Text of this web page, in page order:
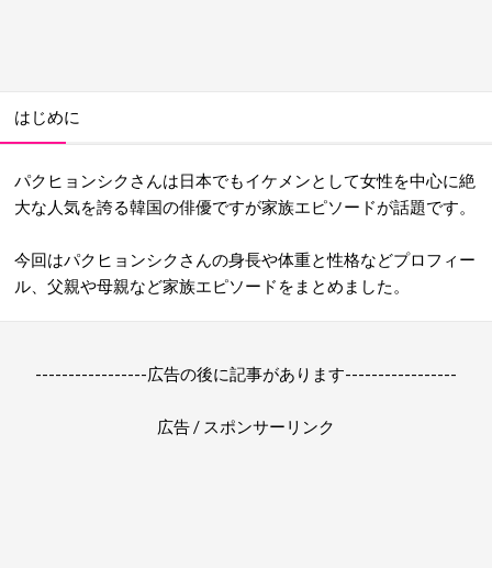
はじめに
パクヒョンシクさんは日本でもイケメンとして女性を中心に絶
大な人気を誇る韓国の俳優ですが家族エピソードが話題です。
今回はパクヒョンシクさんの身長や体重と性格などプロフィー
ル、父親や母親など家族エピソードをまとめました。
-----------------広告の後に記事があります-----------------
広告 / スポンサーリンク